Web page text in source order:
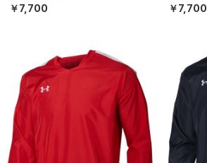
￥7,700 ￥7,700